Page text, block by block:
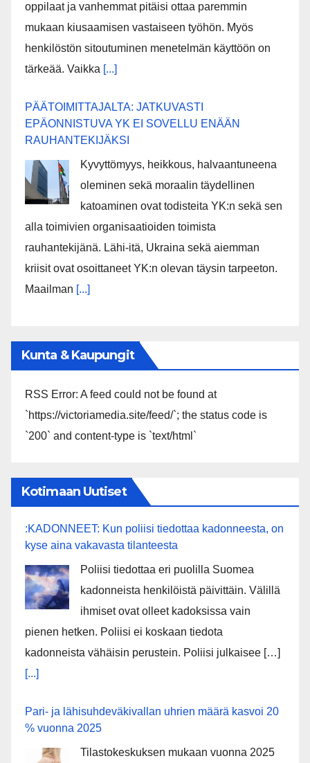
oppilaat ja vanhemmat pitäisi ottaa paremmin
mukaan kiusaamisen vastaiseen työhön. Myös
henkilöstön sitoutuminen menetelmän käyttöön on
tärkeää. Vaikka [...]
PÄÄTOIMITTAJALTA: JATKUVASTI
EPÄONNISTUVA YK EI SOVELLU ENÄÄN
RAUHANTEKIJÄKSI
Kyvyttömyys, heikkous, halvaantuneena
oleminen sekä moraalin täydellinen
katoaminen ovat todisteita YK:n sekä sen
alla toimivien organisaatioiden toimista
rauhantekijänä. Lähi-itä, Ukraina sekä aiemman
kriisit ovat osoittaneet YK:n olevan täysin tarpeeton.
Maailman [...]
Kunta & Kaupungit
RSS Error: A feed could not be found at
`https://victoriamedia.site/feed/`; the status code is
`200` and content-type is `text/html`
Kotimaan Uutiset
:KADONNEET: Kun poliisi tiedottaa kadonneesta, on
kyse aina vakavasta tilanteesta
Poliisi tiedottaa eri puolilla Suomea
kadonneista henkilöistä päivittäin. Välillä
ihmiset ovat olleet kadoksissa vain
pienen hetken. Poliisi ei koskaan tiedota
kadonneista vähäisin perustein. Poliisi julkaisee […]
[...]
Pari- ja lähisuhdeväkivallan uhrien määrä kasvoi 20
% vuonna 2025
Tilastokeskuksen mukaan vuonna 2025